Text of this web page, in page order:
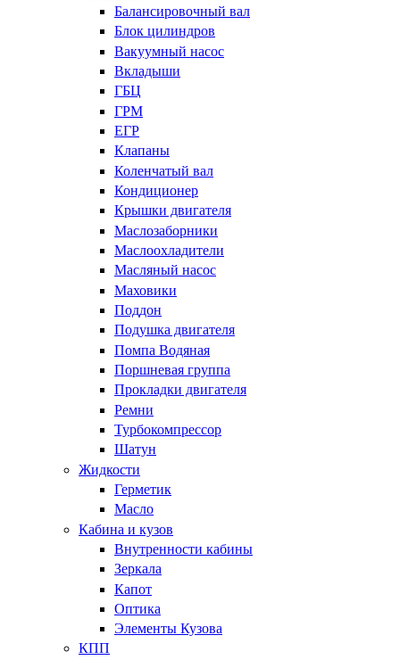
Балансировочный вал
Блок цилиндров
Вакуумный насос
Вкладыши
ГБЦ
ГРМ
ЕГР
Клапаны
Коленчатый вал
Кондиционер
Крышки двигателя
Маслозаборники
Маслоохладители
Масляный насос
Маховики
Поддон
Подушка двигателя
Помпа Водяная
Поршневая группа
Прокладки двигателя
Ремни
Турбокомпрессор
Шатун
Жидкости
Герметик
Масло
Кабина и кузов
Внутренности кабины
Зеркала
Капот
Оптика
Элементы Кузова
КПП